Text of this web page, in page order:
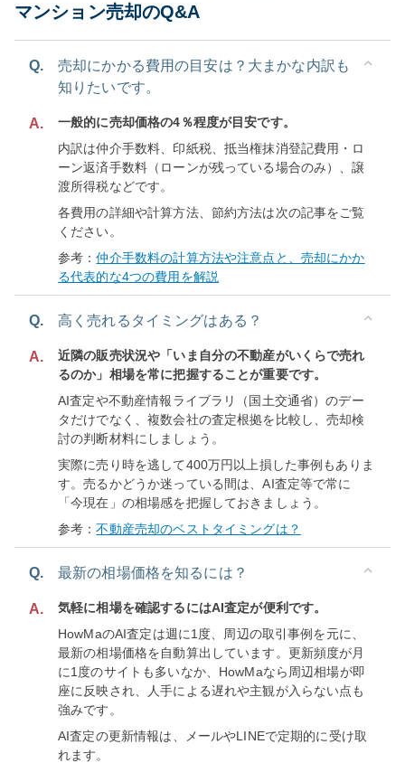
マンション売却のQ&A
Q.
売却にかかる費用の目安は？大まかな内訳も
知りたいです。
A.
一般的に売却価格の4％程度が目安です。
内訳は仲介手数料、印紙税、抵当権抹消登記費用・ロ
ーン返済手数料（ローンが残っている場合のみ）、譲
渡所得税などです。
各費用の詳細や計算方法、節約方法は次の記事をご覧
ください。
参考：仲介手数料の計算方法や注意点と、売却にかか
る代表的な4つの費用を解説
Q. 高く売れるタイミングはある？
A.
近隣の販売状況や「いま自分の不動産がいくらで売れ
るのか」相場を常に把握することが重要です。
AI査定や不動産情報ライブラリ（国土交通省）のデー
タだけでなく、複数会社の査定根拠を比較し、売却検
討の判断材料にしましょう。
実際に売り時を逃して400万円以上損した事例もありま
す。売るかどうか迷っている間は、AI査定等で常に
「今現在」の相場感を把握しておきましょう。
参考：不動産売却のベストタイミングは？
Q. 最新の相場価格を知るには？
A.
気軽に相場を確認するにはAI査定が便利です。
HowMaのAI査定は週に1度、周辺の取引事例を元に、
最新の相場価格を自動算出しています。更新頻度が月
に1度のサイトも多いなか、HowMaなら周辺相場が即
座に反映され、人手による遅れや主観が入らない点も
強みです。
AI査定の更新情報は、メールやLINEで定期的に受け取
れます。